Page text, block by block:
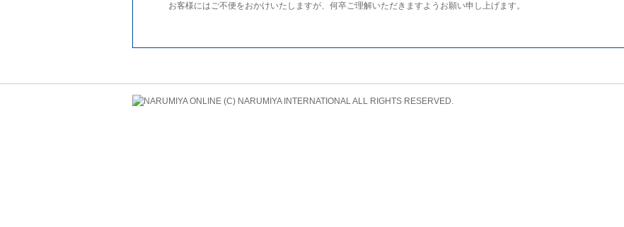
お客様にはご不便をおかけいたしますが、何卒ご理解いただきますようお願い申し上げます。